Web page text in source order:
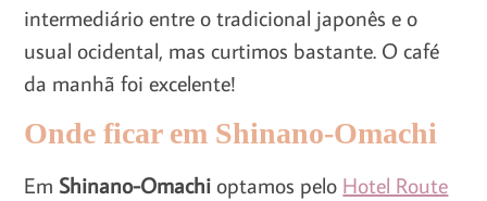
intermediário entre o tradicional japonês e o
usual ocidental, mas curtimos bastante. O café
da manhã foi excelente!
Onde ficar em Shinano-Omachi
Em Shinano-Omachioptamos pelo Hotel Route